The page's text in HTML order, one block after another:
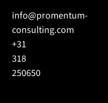
info@promentum-
consulting.com
+31
318
250650